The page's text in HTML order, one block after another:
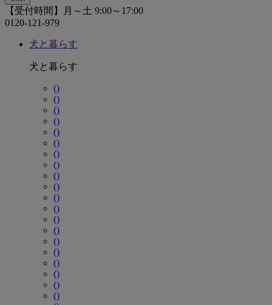
【受付時間】月～土 9:00～17:00
0120-121-979
犬と暮らす
犬と暮らす
()
()
()
()
()
()
()
()
()
()
()
()
()
()
()
()
()
()
()
()